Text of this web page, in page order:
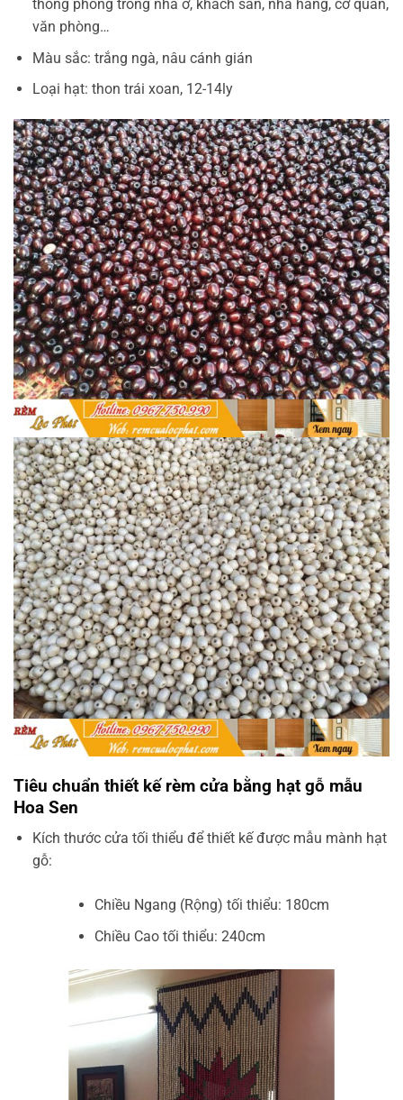
thông phòng trong nhà ở, khách san, nhà hàng, cơ quan,
văn phòng…
Màu sắc: trắng ngà, nâu cánh gián
Loại hạt: thon trái xoan, 12-14ly
Tiêu chuẩn thiết kế rèm cửa bằng hạt gỗ mẫu
Hoa Sen
Kích thước cửa tối thiểu để thiết kế được mẫu mành hạt
gỗ:
Chiều Ngang (Rộng) tối thiểu: 180cm
Chiều Cao tối thiểu: 240cm